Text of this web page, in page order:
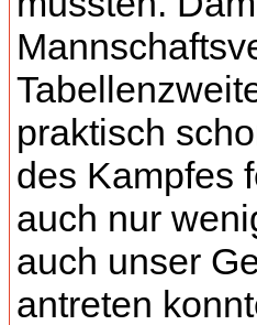
praktisch
des Kampfes
auch nur
auch unser
antreten